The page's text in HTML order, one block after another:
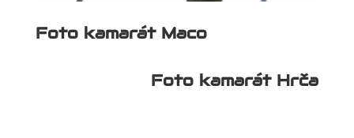
Foto kamarát Maco
Foto kamarát Hrča